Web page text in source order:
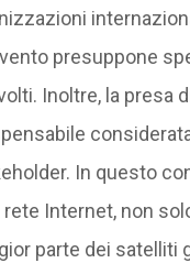
presuppone
Inoltre, la presa
In questo
rete Internet, non
parte dei satelliti